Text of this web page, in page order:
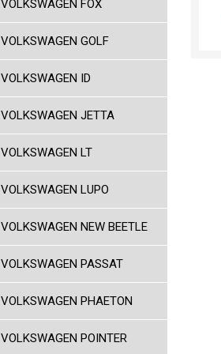
VOLKSWAGEN FOX
VOLKSWAGEN GOLF
VOLKSWAGEN ID
VOLKSWAGEN JETTA
VOLKSWAGEN LT
VOLKSWAGEN LUPO
VOLKSWAGEN NEW BEETLE
VOLKSWAGEN PASSAT
VOLKSWAGEN PHAETON
VOLKSWAGEN POINTER